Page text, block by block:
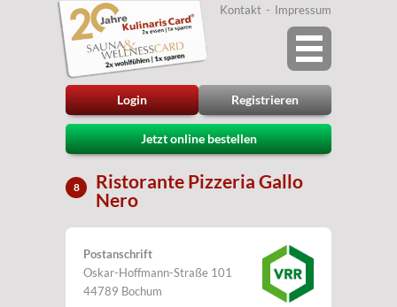
Login Registrieren
Kontakt Impressum
Jetzt online bestellen
8
Ristorante Pizzeria Gallo
Nero
Postanschrift
Oskar-Hoffmann-Straße 101
44789 Bochum